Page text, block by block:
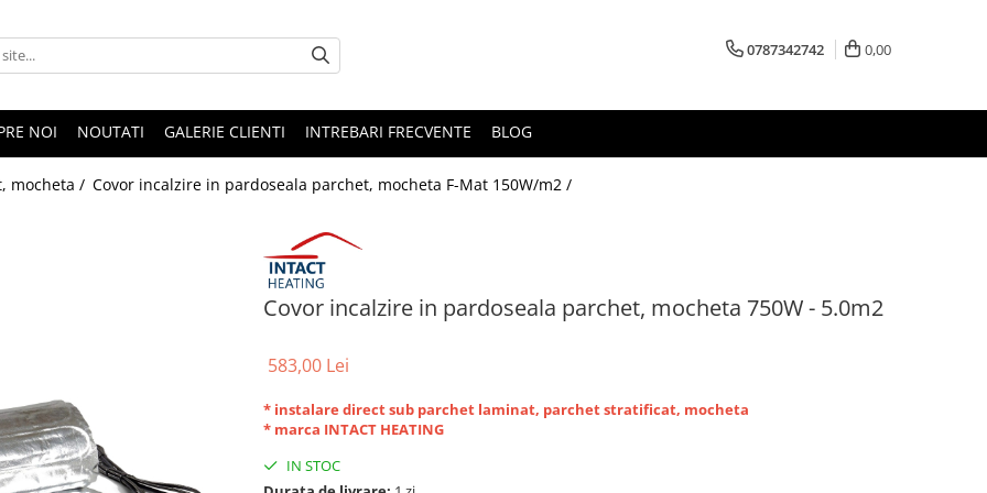
0787342742 0,00
NOI NOUTATI GALERIE CLIENTI INTREBARI FRECVENTE BLOG
mocheta / Covor incalzire in pardoseala parchet, mocheta F-Mat 150W/m2 /
Covor incalzire in pardoseala parchet, mocheta 750W - 5.0m2
583,00 Lei
* instalare direct sub parchet laminat, parchet stratificat, mocheta
* marca INTACT HEATING
IN STOC